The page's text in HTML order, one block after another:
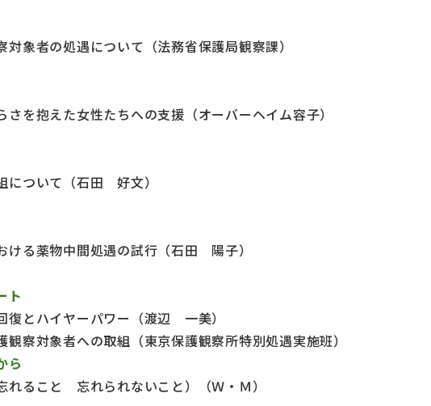
対象者の処遇について（法務省保護局観察課）
さを抱えた女性たちへの支援（オーバーヘイム容子）
について（石田 好文）
ける薬物中間処遇の試行（石田 陽子）
ト
復とハイヤーパワー（渡辺 一美）
観察対象者への取組（東京保護観察所特別処遇実施班）
ら
れること 忘れられないこと）（Ｗ・Ｍ）